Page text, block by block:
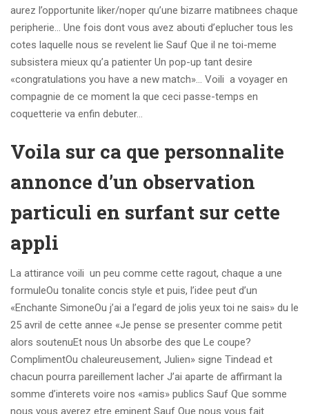
aurez l’opportunite liker/noper qu’une bizarre matibnees chaque
peripherie… Une fois dont vous avez abouti d’eplucher tous les
cotes laquelle nous se revelent lie Sauf Que il ne toi-meme
subsistera mieux qu’a patienter Un pop-up tant desire
«congratulations you have a new match»… Voili a voyager en
compagnie de ce moment la que ceci passe-temps en
coquetterie va enfin debuter…
Voila sur ca que personnalite
annonce d’un observation
particuli en surfant sur cette
appli
La attirance voili un peu comme cette ragout, chaque a une
formuleOu tonalite concis style et puis, l’idee peut d’un
«Enchante SimoneOu j’ai a l’egard de jolis yeux toi ne sais» du le
25 avril de cette annee «Je pense se presenter comme petit
alors soutenuEt nous Un absorbe des que Le coupe?
ComplimentOu chaleureusement, Julien» signe Tindead et
chacun pourra pareillement lacher J’ai aparte de affirmant la
somme d’interets voire nos «amis» publics Sauf Que somme
nous vous averez etre eminent Sauf Que nous vous fait